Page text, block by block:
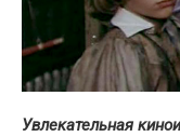
Увлекательная